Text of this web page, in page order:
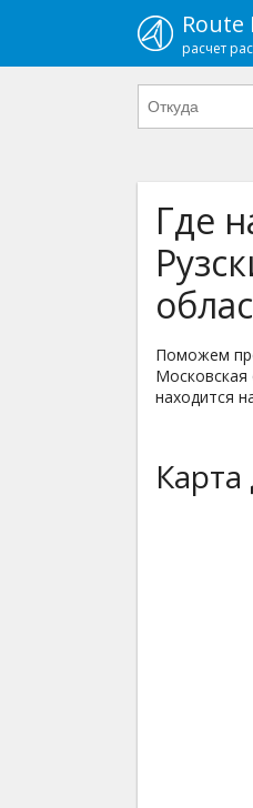
Route
расчет
Где
Поможем
Московская
находится